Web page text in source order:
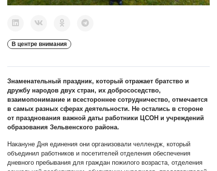
В центре внимания
Знаменательный праздник, который отражает братство и
дружбу народов двух стран, их добрососедство,
взаимопонимание и всестороннее сотрудничество, отмечается
в самых разных сферах деятельности. Не остались в стороне
от празднования важной даты работники ЦСОН и учреждений
образования Зельвенского района.
Накануне Дня единения они организовали челлендж, который
объединил работников и посетителей отделения обеспечения
дневного пребывания для граждан пожилого возраста, отделения